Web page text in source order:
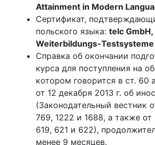
Attainment in Modern
Сертификат,
польского языка: telc
Weiterbildungs-Testsysteme
Справка об окончании
курса для поступления на
котором говорится в ст. 60
от 12 декабря 2013 г. об
(Законодательный вестник
769, 1222 и 1688, а также от
619, 621 и 622),
менее 9 месяцев.